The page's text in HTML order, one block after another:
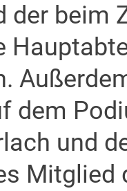
der beim
dem
und
Mitglied